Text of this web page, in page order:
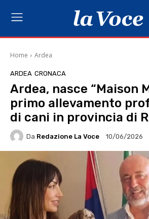
Home Ardea
ARDEA CRONACA
Ardea, nasce “Maison
primo allevamento
di cani in provincia di
Da Redazione La Voce 10/06/2026